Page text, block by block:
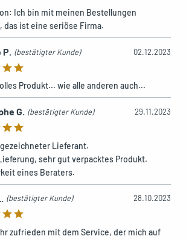
Ich bin mit meinen Bestellungen
das ist eine seriöse Firma.
P. (bestätigter Kunde) 02.12.2023
Produkt... wie alle anderen auch...
G. (bestätigter Kunde) 29.11.2023
Lieferant.
sehr gut verpacktes Produkt.
eines Beraters.
(bestätigter Kunde) 28.10.2023
zufrieden mit dem Service, der mich auf